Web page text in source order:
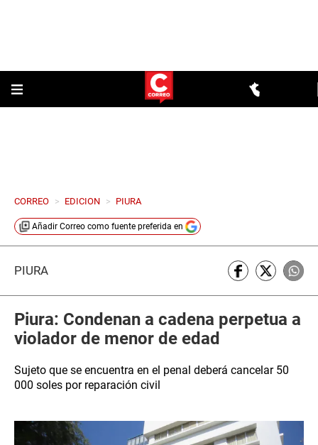
CORREO > EDICION > PIURA
Añadir Correo como fuente preferida en
PIURA
Piura: Condenan a cadena perpetua a
violador de menor de edad
Sujeto que se encuentra en el penal deberá cancelar 50
000 soles por reparación civil